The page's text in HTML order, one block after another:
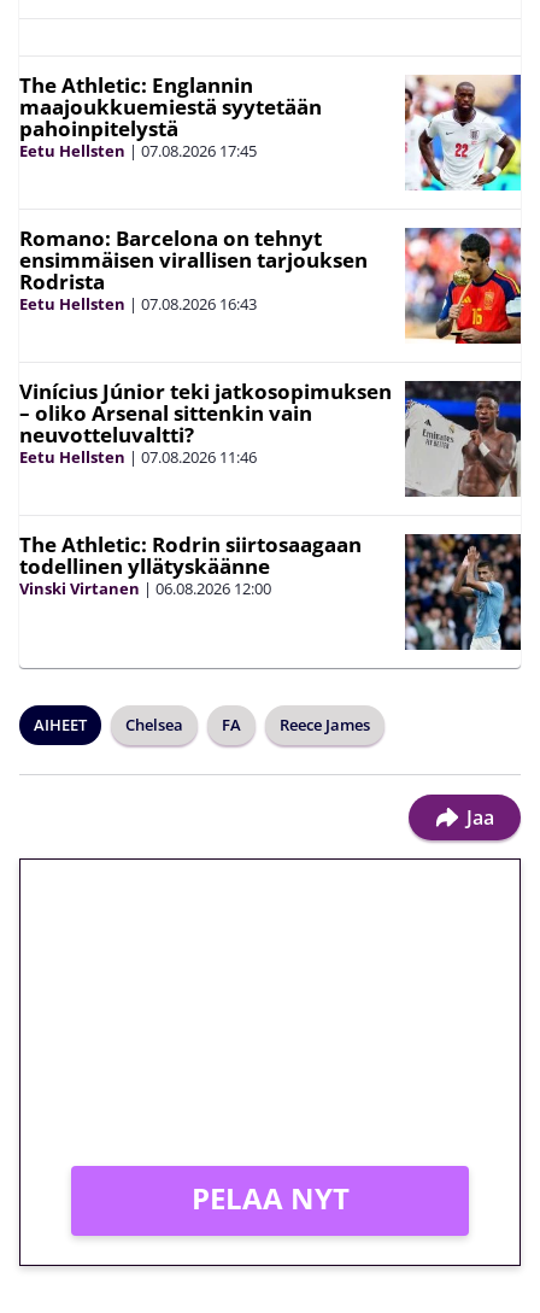
The Athletic: Englannin
maajoukkuemiestä syytetään
pahoinpitelystä
Eetu Hellsten | 07.08.2026 17:45
Romano: Barcelona on tehnyt
ensimmäisen virallisen tarjouksen
Rodrista
Eetu Hellsten | 07.08.2026 16:43
Vinícius Júnior teki jatkosopimuksen
– oliko Arsenal sittenkin vain
neuvotteluvaltti?
Eetu Hellsten | 07.08.2026 11:46
The Athletic: Rodrin siirtosaagaan
todellinen yllätyskäänne
Vinski Virtanen | 06.08.2026 12:00
AIHEET Chelsea FA Reece James
Jaa
PELAA NYT